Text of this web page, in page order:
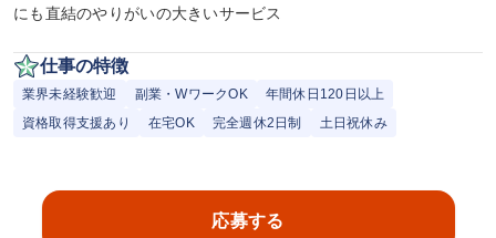
にも直結のやりがいの大きいサービス
仕事の特徴
業界未経験歓迎 副業・WワークOK
年間休日120日以上
資格取得支援あり
在宅OK 完全週休2日制 土日祝休み
応募する